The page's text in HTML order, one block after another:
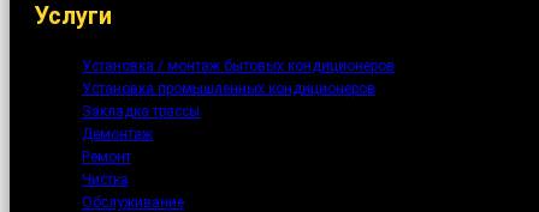
Услуги
Установка / монтаж бытовых кондиционеров
Установка промышленных кондиционеров
Закладка трассы
Демонтаж
Ремонт
Чистка
Обслуживание